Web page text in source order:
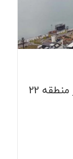
تجربیات من درباره شرایط بازار منطقه 22